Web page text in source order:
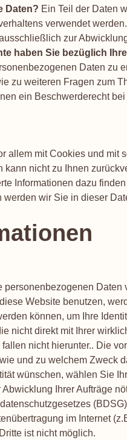
Daten? Ein Teil der Daten
verwendet
zur
haben Sie bezüglich
Daten zu
zu weiteren Fragen zum
ein Beschwerderecht
allem mit Cookies und mit
nicht zu Ihnen
Informationen dazu
wir Sie in dieser
Daten
Website benutzen,
können, um Ihre
nicht direkt mit Ihrer
nicht hierunter.. Die
und zu welchem Zweck
wünschen, wählen Sie
Ihrer Aufträge
im Internet
ist nicht möglich.